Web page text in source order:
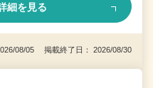
細を見る
08/05 掲載終了日： 2026/08/30